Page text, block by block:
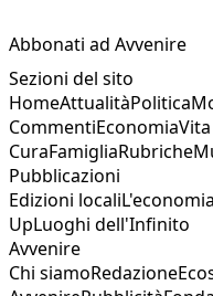
Abbonati ad Avvenire
Sezioni del sito
HomeAttualitàPolitica
CommentiEconomia
CuraFamigliaRubriche
Pubblicazioni
Edizioni locali
UpLuoghi dell'Infinito
Avvenire
Chi siamoRedazione